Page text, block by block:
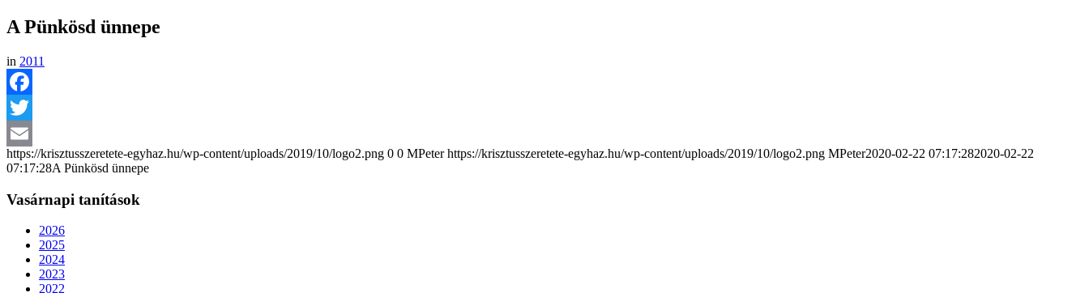
A Pünkösd ünnepe
in 2011
Facebook
Twitter
Email
https://krisztusszeretete-egyhaz.hu/wp-content/uploads/2019/10/logo2.png 0 0 MPeter https://krisztusszeretete-egyhaz.hu/wp-content/uploads/2019/10/logo2.png MPeter2020-02-22 07:17:282020-02-22
07:17:28A Pünkösd ünnepe
Vasárnapi tanítások
2026
2025
2024
2023
2022